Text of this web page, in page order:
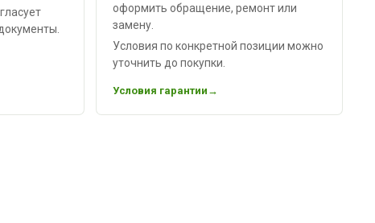
оформить обращение, ремонт или
замену.
Условия по конкретной позиции можно
уточнить до покупки.
Условия гарантии